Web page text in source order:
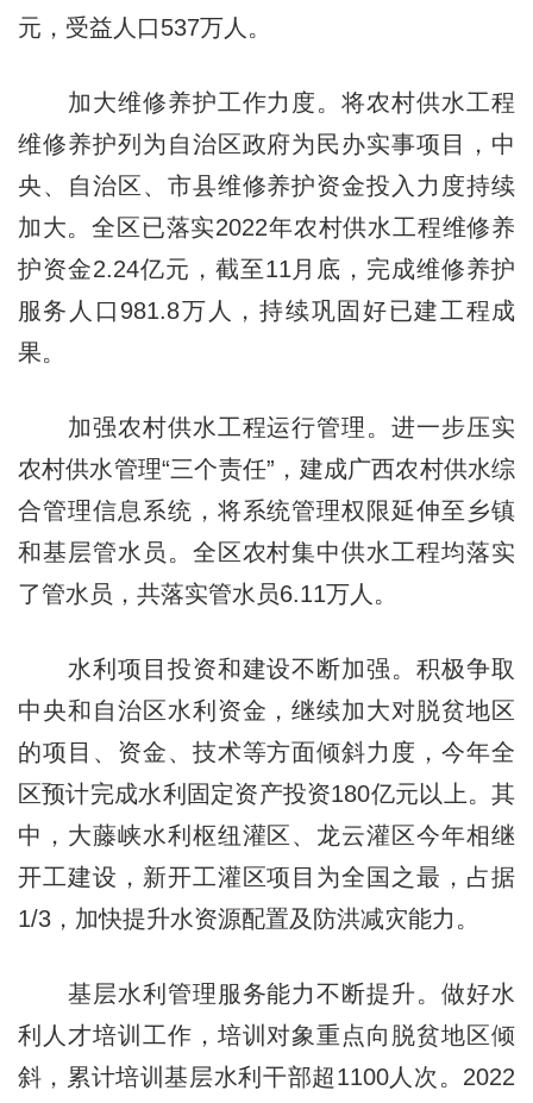
元，受益人口537万人。
加大维修养护工作力度。将农村供水工程
维修养护列为自治区政府为民办实事项目，中
央、自治区、市县维修养护资金投入力度持续
加大。全区已落实2022年农村供水工程维修养
护资金2.24亿元，截至11月底，完成维修养护
服务人口981.8万人，持续巩固好已建工程成
果。
加强农村供水工程运行管理。进一步压实
农村供水管理“三个责任”，建成广西农村供水综
合管理信息系统，将系统管理权限延伸至乡镇
和基层管水员。全区农村集中供水工程均落实
了管水员，共落实管水员6.11万人。
水利项目投资和建设不断加强。积极争取
中央和自治区水利资金，继续加大对脱贫地区
的项目、资金、技术等方面倾斜力度，今年全
区预计完成水利固定资产投资180亿元以上。其
中，大藤峡水利枢纽灌区、龙云灌区今年相继
开工建设，新开工灌区项目为全国之最，占据
1/3，加快提升水资源配置及防洪减灾能力。
基层水利管理服务能力不断提升。做好水
利人才培训工作，培训对象重点向脱贫地区倾
斜，累计培训基层水利干部超1100人次。2022